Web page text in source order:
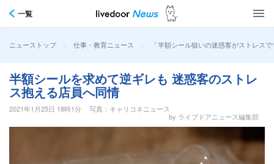
一覧
ニューストップ > 仕事・教育ニュース > 「半額シール狙いの迷惑客がストレ
半額シールを求めて逆ギレも 迷惑客のストレ
ス抱える店員へ同情
2021年1月25日 18時1分
写真：キャリコネニュース
by ライブドアニュース編集部